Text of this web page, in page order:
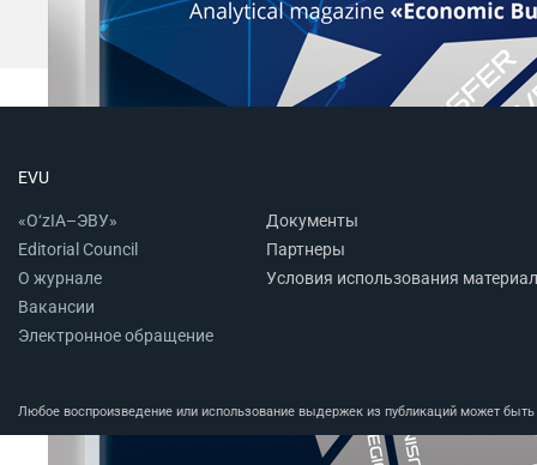
EVU
«O‘zIA–ЭВУ»
Editorial Council
О журнале
Вакансии
Электронное обращение
Документы
Партнеры
Условия использования
Любое воспроизведение или использование выдержек из публикаций может